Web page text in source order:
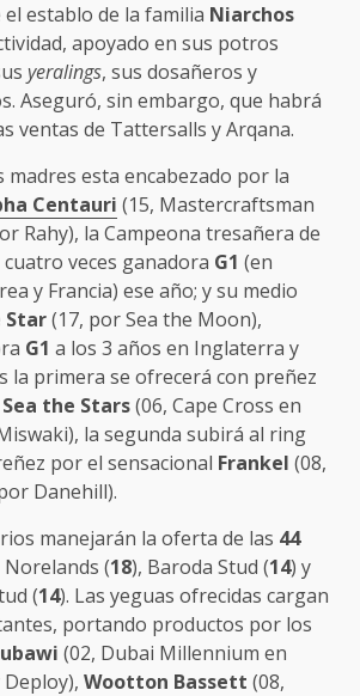
establo de la familia Niarchos
apoyado en sus potros
yeralings, sus dosañeros y
Aseguró, sin embargo, que habrá
ventas de Tattersalls y Arqana.
madres esta encabezado por la
Centauri (15, Mastercraftsman
Rahy), la Campeona tresañera de
veces ganadora G1 (en
y Francia) ese año; y su medio
Star(17, por Sea the Moon),
G1 a los 3 años en Inglaterra y
la primera se ofrecerá con preñez
Sea the Stars(06, Cape Cross en
la segunda subirá al ring
por el sensacional Frankel (08,
Danehill).
manejarán la oferta de las 44
(18), Baroda Stud (14) y
(14). Las yeguas ofrecidas cargan
portando productos por los
(02, Dubai Millennium en
Wootton Bassett (08,